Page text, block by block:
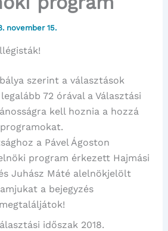
november 15.
szerint a választások
72 órával a Választási
kell hoznia a hozzá
a Pável Ágoston
program érkezett Hajmási
Juhász Máté alelnökjelölt
a bejegyzés
időszak 2018.